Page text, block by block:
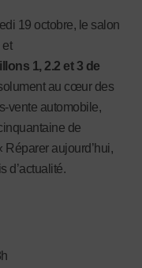
19 octobre, le salon
et
1, 2.2 et 3 de
au cœur des
vente automobile,
de
aujourd’hui,
d’actualité.